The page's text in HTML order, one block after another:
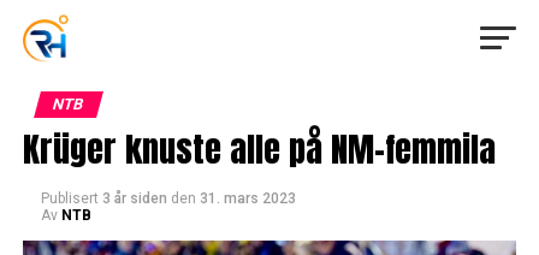
NTB
Krüger knuste alle på NM-femmila
Publisert 3 år siden den 31. mars 2023
Av NTB